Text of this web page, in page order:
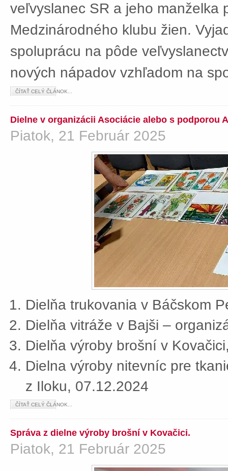
veľvyslanec SR a jeho manželka
Medzinárodného klubu žien.
spoluprácu na pôde
nových nápadov vzhľadom na
ČÍTAŤ CELÝ ČLÁNOK...
Dielne v organizácii Asociácie alebo s podporou
Piatok, 21 Február 2025
Dielňa trukovania v Báčskom
Dielňa vitráže v Bajši –
Dielňa výroby brošní v
Dielna výroby nitevníc pre
z Iloku, 07.12.2024
ČÍTAŤ CELÝ ČLÁNOK...
Správa z dielne výroby brošní v Kovačici.
Piatok, 21 Február 2025